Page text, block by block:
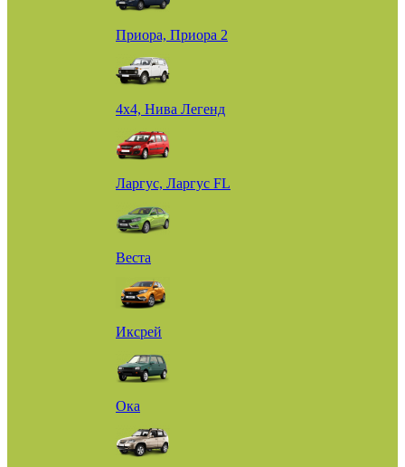
Приора, Приора 2
4х4, Нива Легенд
Ларгус, Ларгус FL
Веста
Иксрей
Ока